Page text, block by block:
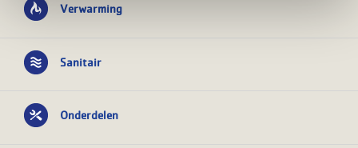
Verwarming
Sanitair
Onderdelen